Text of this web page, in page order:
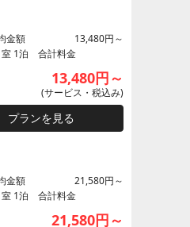
金額
13,480円～
室 1泊 合計料金
13,480円～
(サービス・税込み)
プランを見る
金額
21,580円～
室 1泊 合計料金
21,580円～